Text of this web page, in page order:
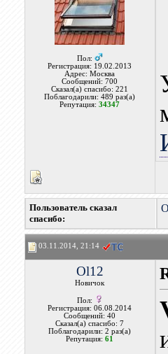
Пол:
Регистрация: 19.02.2013
Адрес: Москва
Сообщений: 700
Сказал(а) спасибо: 221
Поблагодарили: 489 раз(а)
Репутация:34347
Пользователь сказал
cпасибо:
03.11.2014, 21:14
Ol12
Новичок
Пол:
Регистрация: 06.08.2014
Сообщений: 40
Сказал(а) спасибо: 7
Поблагодарили: 2 раз(а)
Репутация:61